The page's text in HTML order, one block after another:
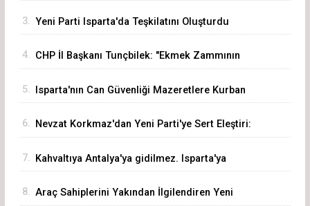
3. Yeni Parti Isparta'da Teşkilatını Oluşturdu
4. CHP İl Başkanı Tunçbilek: "Ekmek Zammının
5.
Isparta'nın Can Güvenliği Mazeretlere Kurban
6. Nevzat Korkmaz'dan Yeni Parti'ye Sert Eleştiri:
7. Kahvaltıya Antalya'ya gidilmez. Isparta'ya
8. Araç Sahiplerini Yakından İlgilendiren Yeni